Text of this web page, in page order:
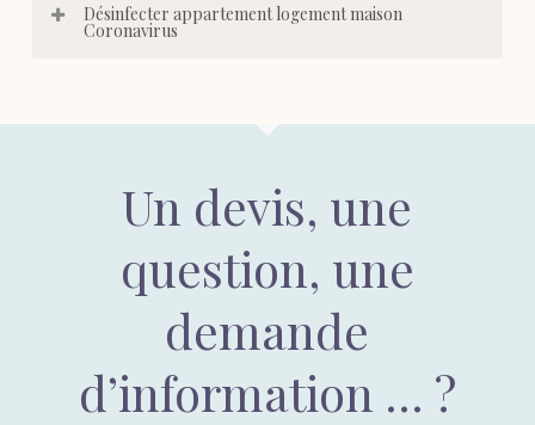
Désinfecter appartement logement maison
Coronavirus
Un devis, une
question, une
demande
d’information … ?